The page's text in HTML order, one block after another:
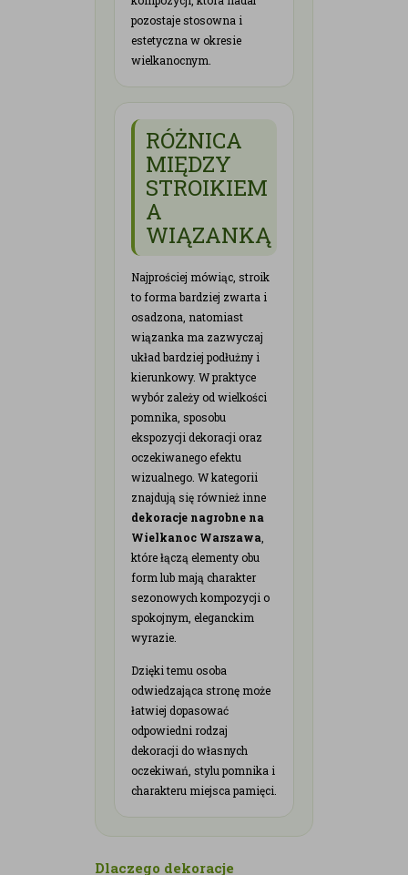
pozostaje stosowna i
estetyczna w okresie
wielkanocnym.
RÓŻNICA
MIĘDZY
STROIKIEM
A
WIĄZANKĄ
Najprościej mówiąc, stroik
to forma bardziej zwarta i
osadzona, natomiast
wiązanka ma zazwyczaj
układ bardziej podłużny i
kierunkowy. W praktyce
wybór zależy od wielkości
pomnika, sposobu
ekspozycji dekoracji oraz
oczekiwanego efektu
wizualnego. W kategorii
znajdują się również inne
dekoracje nagrobne na
Wielkanoc Warszawa
które łączą elementy obu
form lub mają charakter
sezonowych kompozycji o
spokojnym, eleganckim
wyrazie.
Dzięki temu osoba
odwiedzająca stronę może
łatwiej dopasować
odpowiedni rodzaj
dekoracji do własnych
oczekiwań, stylu pomnika i
charakteru miejsca pamięci.
Dlaczego dekoracje